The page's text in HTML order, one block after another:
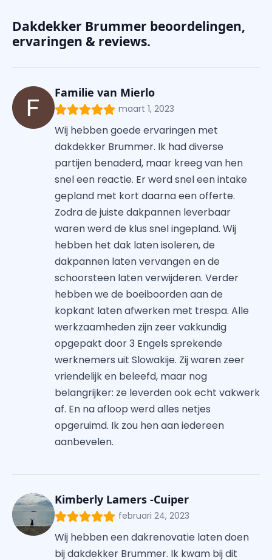
Dakdekker Brummer beoordelingen,
ervaringen & reviews.
Familie van Mierlo
maart 1, 2023
Wij hebben goede ervaringen met
dakdekker Brummer. Ik had diverse
partijen benaderd, maar kreeg van hen
snel een reactie. Er werd snel een intake
gepland met kort daarna een offerte.
Zodra de juiste dakpannen leverbaar
waren werd de klus snel ingepland. Wij
hebben het dak laten isoleren, de
dakpannen laten vervangen en de
schoorsteen laten verwijderen. Verder
hebben we de boeiboorden aan de
kopkant laten afwerken met trespa. Alle
werkzaamheden zijn zeer vakkundig
opgepakt door 3 Engels sprekende
werknemers uit Slowakije. Zij waren zeer
vriendelijk en beleefd, maar nog
belangrijker: ze leverden ook echt vakwerk
af. En na afloop werd alles netjes
opgeruimd. Ik zou hen aan iedereen
aanbevelen.
Kimberly Lamers -Cuiper
februari 24, 2023
Wij hebben een dakrenovatie laten doen
bij dakdekker Brummer. Ik kwam bij dit